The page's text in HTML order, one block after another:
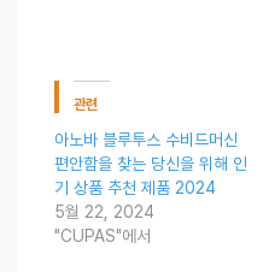
관련
아노바 블루투스 수비드머신
편안함을 찾는 당신을 위해 인
기 상품 추천 제품 2024
5월 22, 2024
"CUPAS"에서